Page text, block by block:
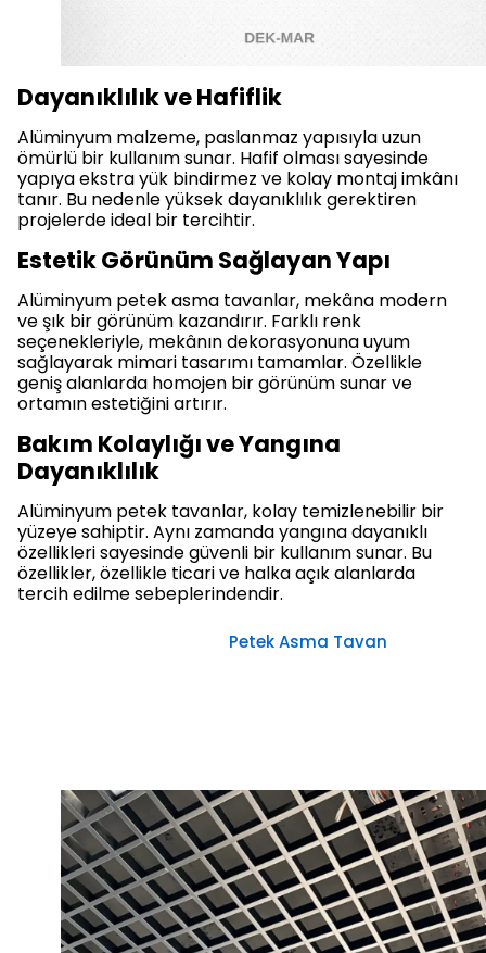
Dayanıklılık ve Hafiflik
Alüminyum malzeme, paslanmaz yapısıyla uzun
ömürlü bir kullanım sunar. Hafif olması sayesinde
yapıya ekstra yük bindirmez ve kolay montaj imkânı
tanır. Bu nedenle yüksek dayanıklılık gerektiren
projelerde ideal bir tercihtir.
Estetik Görünüm Sağlayan Yapı
Alüminyum petek asma tavanlar, mekâna modern
ve şık bir görünüm kazandırır. Farklı renk
seçenekleriyle, mekânın dekorasyonuna uyum
sağlayarak mimari tasarımı tamamlar. Özellikle
geniş alanlarda homojen bir görünüm sunar ve
ortamın estetiğini artırır.
Bakım Kolaylığı ve Yangına
Dayanıklılık
Alüminyum petek tavanlar, kolay temizlenebilir bir
yüzeye sahiptir. Aynı zamanda yangına dayanıklı
özellikleri sayesinde güvenli bir kullanım sunar. Bu
özellikler, özellikle ticari ve halka açık alanlarda
tercih edilme sebeplerindendir.
Petek Asma Tavan